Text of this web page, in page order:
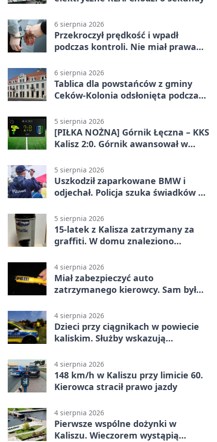
6 sierpnia 2026
Przekroczył prędkość i wpadł
podczas kontroli. Nie miał prawa
6 sierpnia 2026
Tablica dla powstańców z gminy
Ceków-Kolonia odsłonięta podczas
5 sierpnia 2026
[PIŁKA NOŻNA] Górnik Łęczna – KKS
Kalisz 2:0. Górnik awansował w
5 sierpnia 2026
Uszkodził zaparkowane BMW i
odjechał. Policja szuka świadków w
5 sierpnia 2026
15-latek z Kalisza zatrzymany za
graffiti. W domu znaleziono
4 sierpnia 2026
Miał zabezpieczyć auto
zatrzymanego kierowcy. Sam był
4 sierpnia 2026
Dzieci przy ciągnikach w powiecie
kaliskim. Służby wskazują
4 sierpnia 2026
148 km/h w Kaliszu przy limicie 60.
Kierowca stracił prawo jazdy
4 sierpnia 2026
Pierwsze wspólne dożynki w
Kaliszu. Wieczorem wystąpią